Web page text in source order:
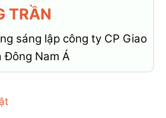
TRẦN
sáng lập công ty CP Giao
Đông Nam Á